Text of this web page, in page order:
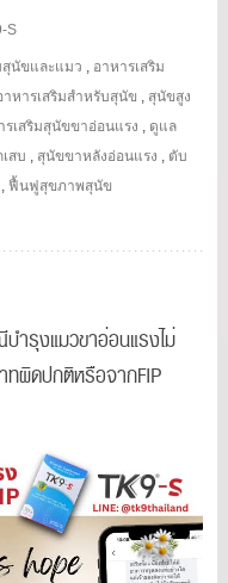
S
สุนัขและแมว , อาหารเสริม
าหารเสริมสำหรับสุนัข , สุนัขสูง
รเสริมสุนัขขาอ่อนแรง , ดูแล
สบ , สุนัขขาหลังอ่อนแรง , ตับ
,ฟื้นฟูสุขภาพสุนัข
ำรุงแมวขาอ่อนแรงไม่
ทผิดปกติหรือจากFIP